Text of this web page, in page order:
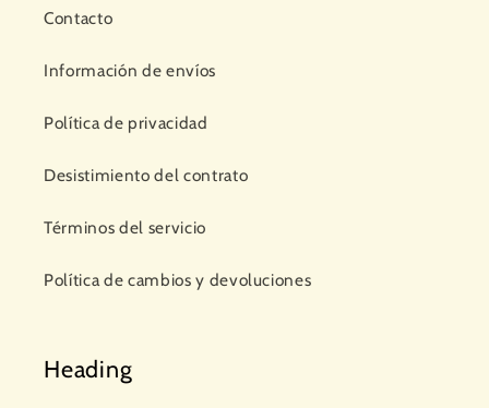
Contacto
Información de envíos
Política de privacidad
Desistimiento del contrato
Términos del servicio
Política de cambios y devoluciones
Heading